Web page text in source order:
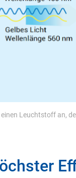
Leuchtstoff an,